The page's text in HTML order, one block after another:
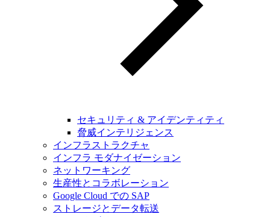
セキュリティ & アイデンティティ
脅威インテリジェンス
インフラストラクチャ
インフラ モダナイゼーション
ネットワーキング
生産性とコラボレーション
Google Cloud での SAP
ストレージとデータ転送